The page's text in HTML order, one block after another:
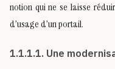
notion qui ne se laisse
d’usage d’un portail.
1.1.1.1. Une